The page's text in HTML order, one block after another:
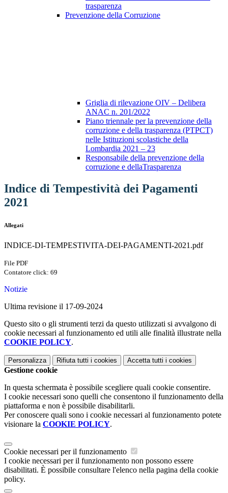
trasparenza
Prevenzione della Corruzione
Griglia di rilevazione OIV – Delibera
ANAC n. 201/2022
Piano triennale per la prevenzione della
corruzione e della trasparenza (PTPCT)
nelle Istituzioni scolastiche della
Lombardia 2021 – 23
Responsabile della prevenzione della
corruzione e dellaTrasparenza
Indice di Tempestività dei Pagamenti
2021
Allegati
INDICE-DI-TEMPESTIVITA-DEI-PAGAMENTI-2021.pdf
File PDF
Contatore click: 69
Notizie
Ultima revisione il 17-09-2024
Questo sito o gli strumenti terzi da questo utilizzati si avvalgono di
cookie necessari al funzionamento ed utili alle finalità illustrate nella
COOKIE POLICY.
Personalizza Rifiuta tutti i cookies Accetta tutti i cookies
Gestione cookie
In questa schermata è possibile scegliere quali cookie consentire.
I cookie necessari sono quelli che consentono il funzionamento della
piattaforma e non è possibile disabilitarli.
Per conoscere quali sono i cookie necessari al funzionamento potete
visionare la COOKIE POLICY.
Cookie necessari per il funzionamento
I cookie necessari per il funzionamento non possono essere
disabilitati. È possibile consultare l'elenco nella pagina della cookie
policy.